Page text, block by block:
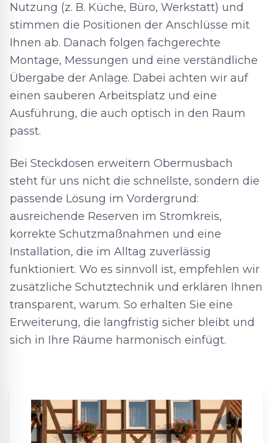
Nutzung (z. B. Küche, Büro, Werkstatt) und
stimmen die Positionen der Anschlüsse mit
Ihnen ab. Danach folgen fachgerechte
Montage, Messungen und eine verständliche
Übergabe der Anlage. Dabei achten wir auf
einen sauberen Arbeitsplatz und eine
Ausführung, die auch optisch in den Raum
passt.
Bei Steckdosen erweitern Obermusbach
steht für uns nicht die schnellste, sondern die
passende Lösung im Vordergrund:
ausreichende Reserven im Stromkreis,
korrekte Schutzmaßnahmen und eine
Installation, die im Alltag zuverlässig
funktioniert. Wo es sinnvoll ist, empfehlen wir
zusätzliche Schutztechnik und erklären Ihnen
transparent, warum. So erhalten Sie eine
Erweiterung, die langfristig sicher bleibt und
sich in Ihre Räume harmonisch einfügt.